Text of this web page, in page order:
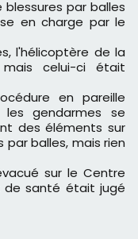
par balles
en charge par le
l'hélicoptère de la
celui-ci était
en pareille
les gendarmes se
des éléments sur
balles, mais rien
sur le Centre
de santé était jugé